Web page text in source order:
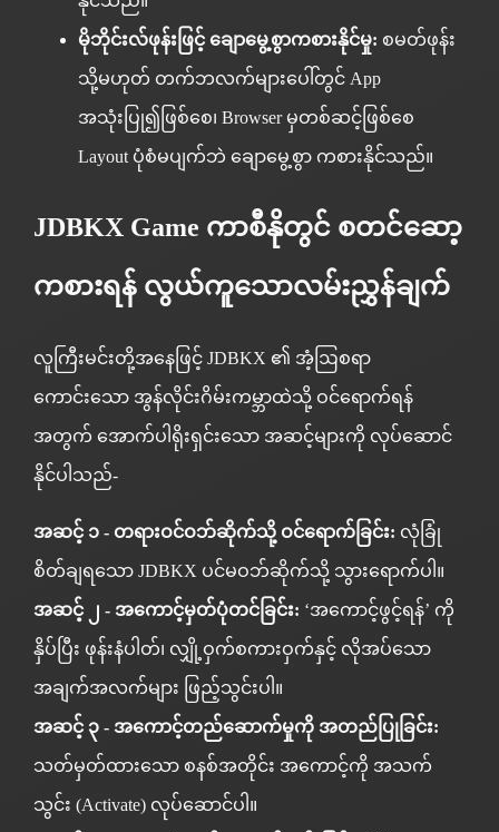
မိုဘိုင်းလ်ဖုန်းဖြင့် ချောမွေ့စွာကစားနိုင်မှု: စမတ်ဖုန်း
သို့မဟုတ် တက်ဘလက်များပေါ်တွင် App
အသုံးပြု၍ဖြစ်စေ၊ Browser မှတစ်ဆင့်ဖြစ်စေ
Layout ပုံစံမပျက်ဘဲ ချောမွေ့စွာ ကစားနိုင်သည်။
JDBKX Game ကာစီနိုတွင် စတင်ဆော့
ကစားရန် လွယ်ကူသောလမ်းညွှန်ချက်
လူကြီးမင်းတို့အနေဖြင့် JDBKX ၏ အံ့ဩစရာ
ကောင်းသော အွန်လိုင်းဂိမ်းကမ္ဘာထဲသို့ ဝင်ရောက်ရန်
အတွက် အောက်ပါရိုးရှင်းသော အဆင့်များကို လုပ်ဆောင်
နိုင်ပါသည်-
အဆင့် ၁ - တရားဝင်ဝဘ်ဆိုက်သို့ ဝင်ရောက်ခြင်း: လုံခြုံ
စိတ်ချရသော JDBKX ပင်မဝဘ်ဆိုက်သို့ သွားရောက်ပါ။
အဆင့် ၂ - အကောင့်မှတ်ပုံတင်ခြင်း: ‘အကောင့်ဖွင့်ရန်’ ကို
နှိပ်ပြီး ဖုန်းနံပါတ်၊ လျှို့ဝှက်စကားဝှက်နှင့် လိုအပ်သော
အချက်အလက်များ ဖြည့်သွင်းပါ။
အဆင့် ၃ - အကောင့်တည်ဆောက်မှုကို အတည်ပြုခြင်း:
သတ်မှတ်ထားသော စနစ်အတိုင်း အကောင့်ကို အသက်
သွင်း (Activate) လုပ်ဆောင်ပါ။